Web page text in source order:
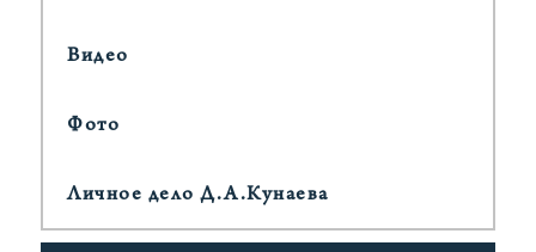
Видео
Фото
Личное дело Д.А.Кунаева